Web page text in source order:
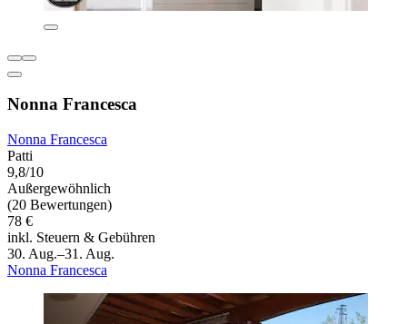
Nonna Francesca
Nonna Francesca
Patti
9,8/10
Außergewöhnlich
(20 Bewertungen)
78 €
inkl. Steuern & Gebühren
30. Aug.–31. Aug.
Nonna Francesca